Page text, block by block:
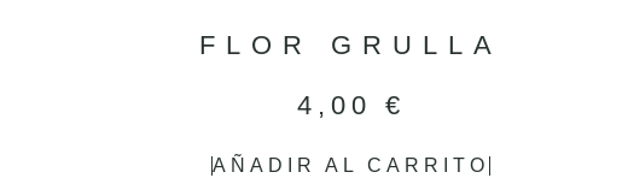
FLOR GRULLA
4,00 €
AÑADIR AL CARRITO